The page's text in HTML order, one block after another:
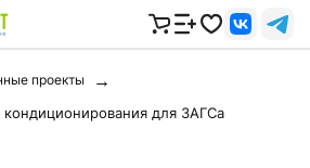
проекты
для ЗАГСа